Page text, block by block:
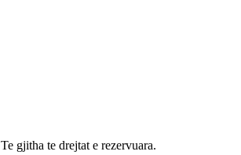
Te gjitha te drejtat e rezervuara.